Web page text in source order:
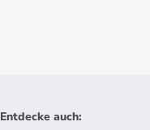
Entdecke auch: